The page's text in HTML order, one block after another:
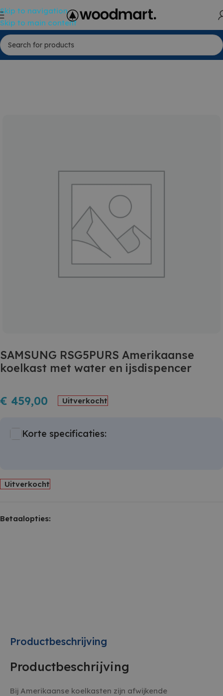
Skip to navigation
Skip to main content
SAMSUNG RSG5PURS Amerikaanse
koelkast met water en ijsdispencer
€ 459,00 Uitverkocht
Korte specificaties:
Uitverkocht
Betaalopties:
Productbeschrijving
Productbeschrijving
Bij Amerikaanse koelkasten zijn afwijkende